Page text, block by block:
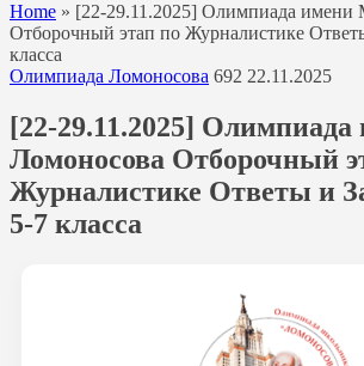
Home » [22-29.11.2025] Олимпиада
Отборочный этап по Журналистике
класса
Олимпиада Ломоносова 692 22.11.2025
[22-29.11.2025]
Ломоносова Отборочный
Журналистике Ответы и
5-7 класса